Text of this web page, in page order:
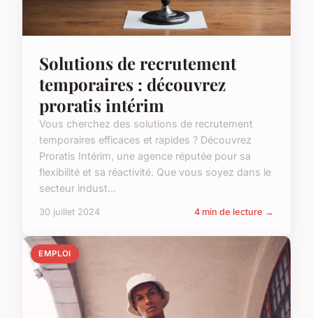
Solutions de recrutement
temporaires : découvrez
proratis intérim
Vous cherchez des solutions de recrutement
temporaires efficaces et rapides ? Découvrez
Proratis Intérim, une agence réputée pour sa
flexibilité et sa réactivité. Que vous soyez dans le
secteur indust...
30 juillet 2024 4 min de lecture →
EMPLOI